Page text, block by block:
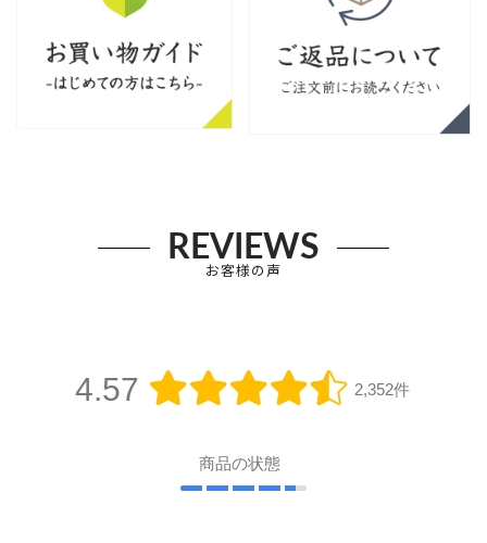
REVIEWS
お客様の声
4.57 2,352件
商品の状態